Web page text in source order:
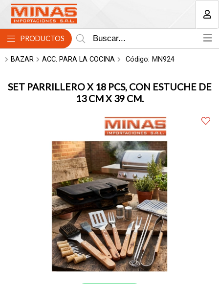
PRODUCTOS
BAZAR ACC. PARA LA COCINA Código: MN924
SET PARRILLERO X 18 PCS, CON ESTUCHE DE
13 CM X 39 CM.